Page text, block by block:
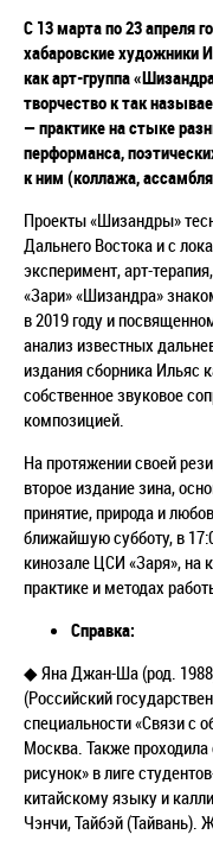
С 13 марта по 23 апреля
хабаровские художники
как арт-группа
творчество к так
— практике на стыке
перформанса,
к ним (коллажа,
Проекты «Шизандры»
Дальнего Востока и с
эксперимент, арт-
«Зари» «Шизандра»
в 2019 году и
анализ известных
издания сборника Ильяс
собственное звуковое
композицией.
На протяжении своей
второе издание зина,
принятие, природа и
ближайшую субботу, в
кинозале ЦСИ «Заря», на
практике и методах
Справка:
◆ Яна Джан-Ша (род.
(Российский
специальности «Связи с
Москва. Также
рисунок» в лиге
китайскому языку и
Чэнчи, Тайбэй (Тайвань).